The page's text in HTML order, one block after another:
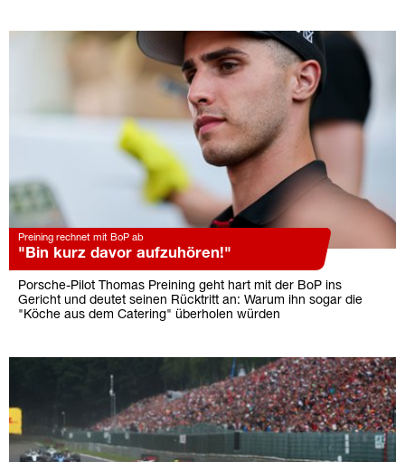
Preining rechnet mit BoP ab
"Bin kurz davor aufzuhören!"
Porsche-Pilot Thomas Preining geht hart mit der BoP ins
Gericht und deutet seinen Rücktritt an: Warum ihn sogar die
"Köche aus dem Catering" überholen würden